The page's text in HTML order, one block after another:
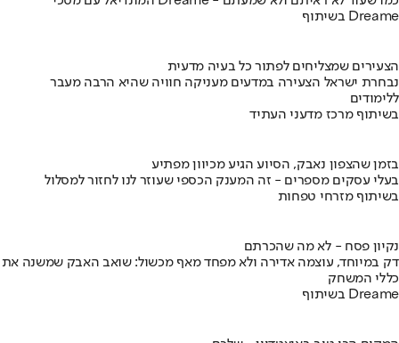
בשיתוף Dreame
הצעירים שמצליחים לפתור כל בעיה מדעית
נבחרת ישראל הצעירה במדעים מעניקה חוויה שהיא הרבה מעבר
ללימודים
בשיתוף מרכז מדעני העתיד
בזמן שהצפון נאבק, הסיוע הגיע מכיוון מפתיע
בעלי עסקים מספרים - זה המענק הכספי שעוזר לנו לחזור למסלול
בשיתוף מזרחי טפחות
נקיון פסח - לא מה שהכרתם
דק במיוחד, עוצמה אדירה ולא מפחד מאף מכשול: שואב האבק שמשנה את
כללי המשחק
בשיתוף Dreame